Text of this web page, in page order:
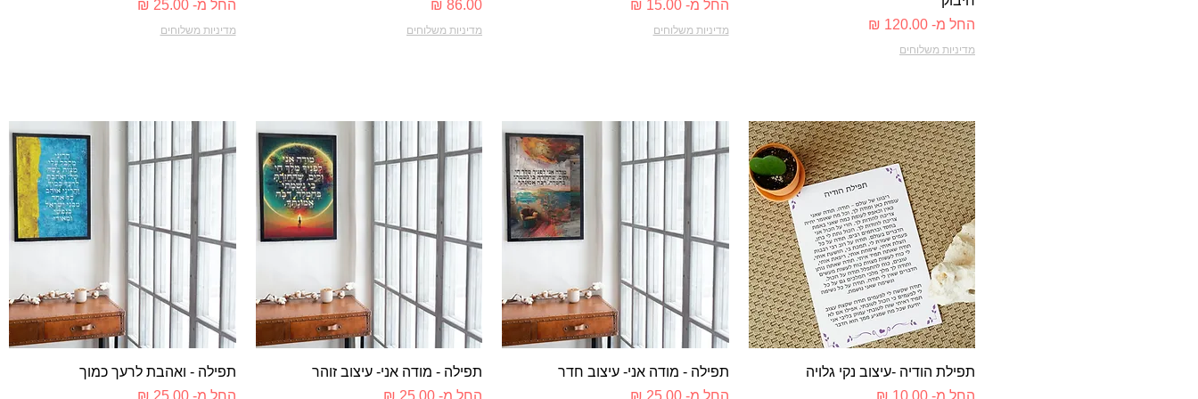
החל מ-
מחיר מבצע
מדיניות משלוחים
החל מ-
‏15.00 ‏₪
מחיר מבצע
מדיניות משלוחים
מחיר
מדיניות משלוחים
החל מ-
‏25.00 ‏₪
מחיר מבצע
מדיניות משלוחים
תצוגה מהירה
תפילת הודיה -עיצוב נקי גלויה
החל מ-
מחיר מבצע
תצוגה מהירה
תפילה - מודה אני- עיצוב חדר
החל מ-
‏25.00 ‏₪
מחיר מבצע
תצוגה מהירה
תפילה - מודה אני- עיצוב זוהר
החל מ-
מחיר מבצע
תצוגה מהירה
תפילה - ואהבת לרעך כמוך
החל מ-
‏25.00 ‏₪
מחיר מבצע